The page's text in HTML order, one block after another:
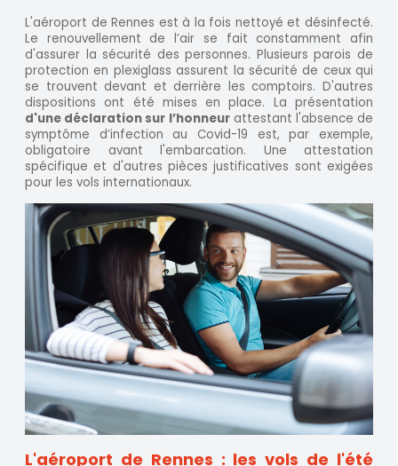
L'aéroport de Rennes est à la fois nettoyé et désinfecté.
Le renouvellement de l’air se fait constamment afin
d'assurer la sécurité des personnes. Plusieurs parois de
protection en plexiglass assurent la sécurité de ceux qui
se trouvent devant et derrière les comptoirs. D'autres
dispositions ont été mises en place. La présentation
d'une déclaration sur l’honneurattestant l'absence de
symptôme d’infection au Covid-19 est, par exemple,
obligatoire avant l'embarcation. Une attestation
spécifique et d'autres pièces justificatives sont exigées
pour les vols internationaux.
L'aéroport de Rennes : les vols de l'été